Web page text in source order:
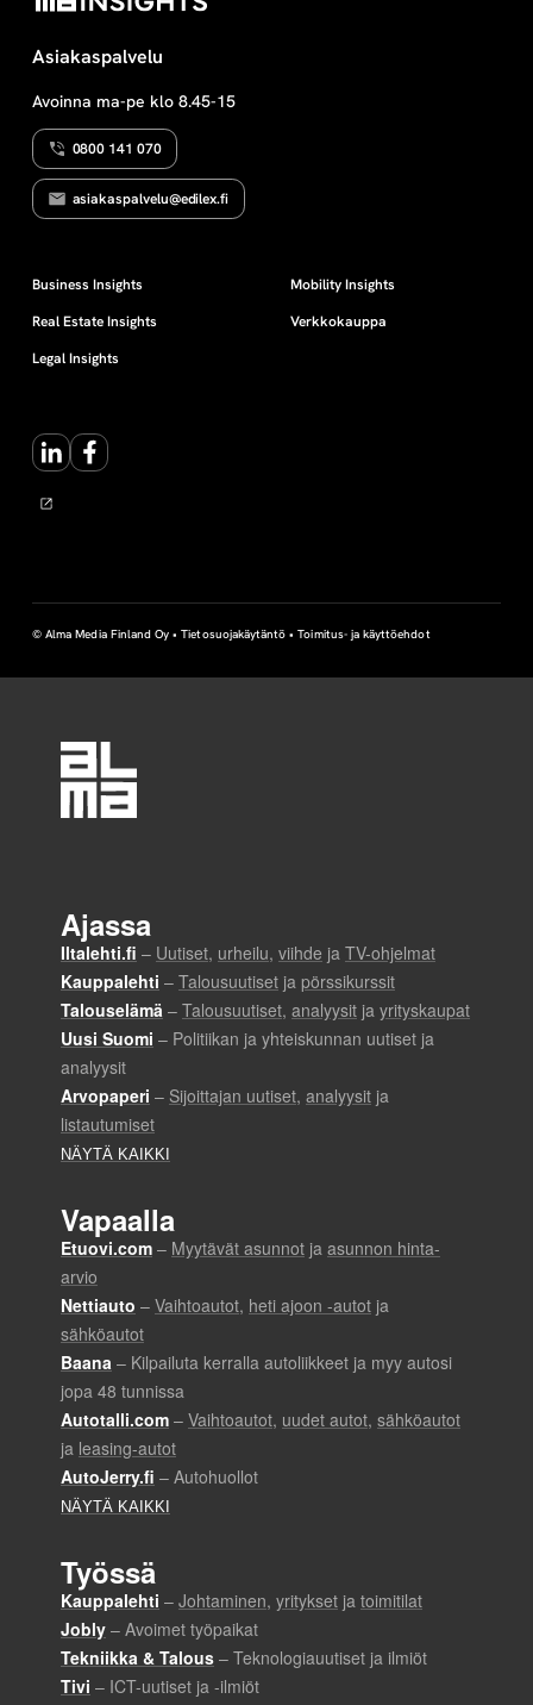
Asiakaspalvelu
Avoinna ma-pe klo 8.45-15
0800 141 070
asiakaspalvelu@edilex.fi
Business Insights
Real Estate Insights
Legal Insights
Mobility Insights
Verkkokauppa
LinkedInFacebook
© Alma Media Finland Oy •Tietosuojakäytäntö •Toimitus- ja käyttöehdot